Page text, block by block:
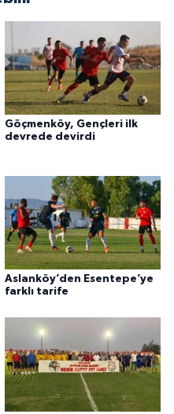
Göçmenköy, Gençleri ilk
devrede devirdi
Aslanköy’den Esentepe’ye
farklı tarife